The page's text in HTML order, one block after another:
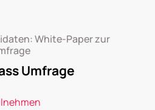
White-Paper zur
Umfrage